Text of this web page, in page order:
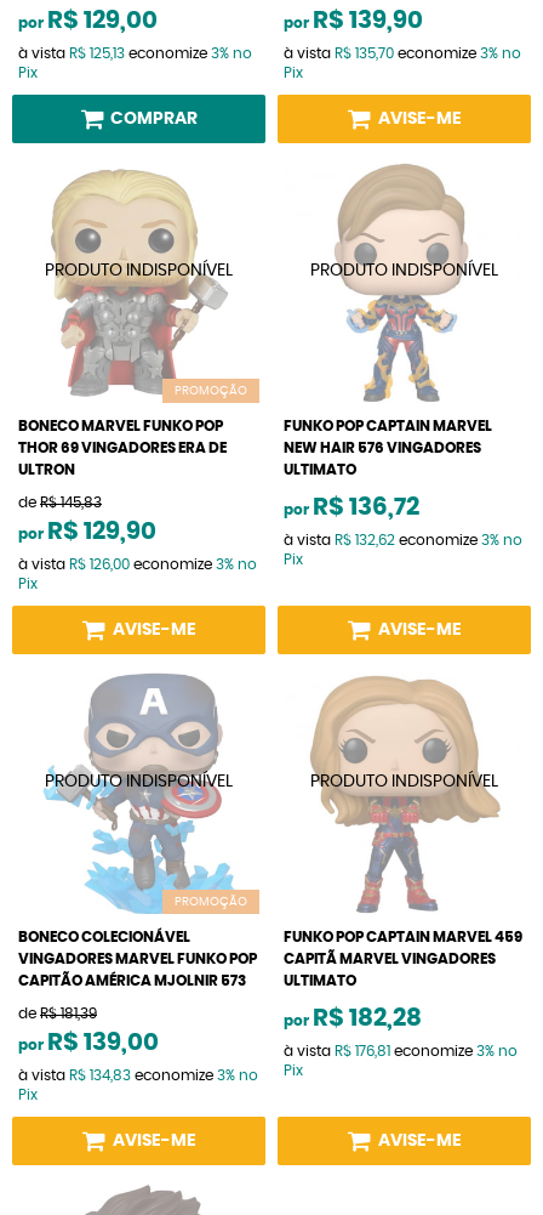
por R$ 129,00
à vista R$ 125,13 economize 3% no
Pix
COMPRAR
por R$ 139,90
à vista R$ 135,70 economize 3% no
Pix
AVISE-ME
PROMOÇÃO
BONECO MARVEL FUNKO POP
THOR 69 VINGADORES ERA DE
ULTRON
de R$ 145,83
por R$ 129,90
à vista R$ 126,00 economize 3% no
Pix
AVISE-ME
FUNKO POP CAPTAIN MARVEL
NEW HAIR 576 VINGADORES
ULTIMATO
por R$ 136,72
à vista R$ 132,62 economize 3% no
Pix
AVISE-ME
PROMOÇÃO
BONECO COLECIONÁVEL
VINGADORES MARVEL FUNKO POP
CAPITÃO AMÉRICA MJOLNIR 573
de R$ 181,39
por R$ 139,00
à vista R$ 134,83 economize 3% no
Pix
AVISE-ME
FUNKO POP CAPTAIN MARVEL 459
CAPITÃ MARVEL VINGADORES
ULTIMATO
por R$ 182,28
à vista R$ 176,81 economize 3% no
Pix
AVISE-ME